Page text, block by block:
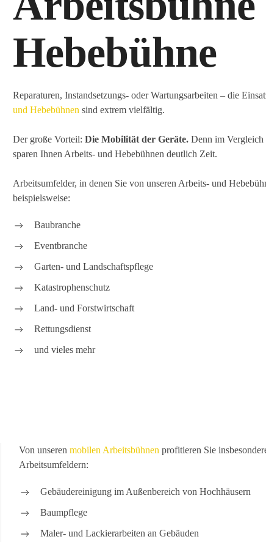
Hebebühne
Reparaturen, Instandsetzungs- oder Wartungsarbeiten – die
und Hebebühnen sind extrem vielfältig.
Der große Vorteil: Die Mobilität der Geräte. Denn im Vergleich
sparen Ihnen Arbeits- und Hebebühnen deutlich Zeit.
Arbeitsumfelder, in denen Sie von unseren Arbeits- und
beispielsweise:
Baubranche
Eventbranche
Garten- und Landschaftspflege
Katastrophenschutz
Land- und Forstwirtschaft
Rettungsdienst
und vieles mehr
Von unseren mobilen Arbeitsbühnen profitieren Sie
Arbeitsumfeldern:
Gebäudereinigung im Außenbereich von Hochhäusern
Baumpflege
Maler- und Lackierarbeiten an Gebäuden